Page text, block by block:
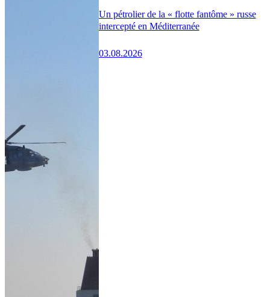
Un pétrolier de la « flotte fantôme » russe
intercepté en Méditerranée
03.08.2026